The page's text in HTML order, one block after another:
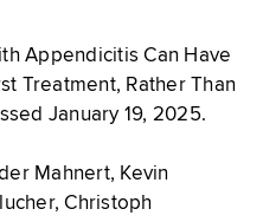
Appendicitis Can Have
Treatment, Rather Than
January 19, 2025.
Mahnert, Kevin
Christoph